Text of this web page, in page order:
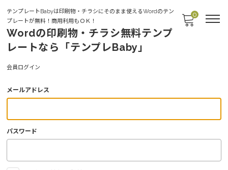
テンプレートBabyは印刷物・チラシにそのまま使えるWordのテン
プレートが無料！商用利用もＯＫ！
Wordの印刷物・チラシ無料テンプ
レートなら「テンプレBaby」
0
Login
会員ログイン
メールアドレス
パスワード